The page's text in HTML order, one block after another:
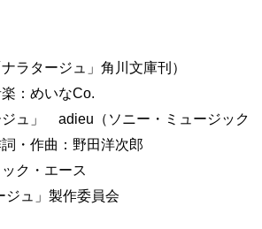
ラタージュ」角川文庫刊）
：めいなCo.
ジュ」 adieu（ソニー・ミュージック
・作曲：野田洋次郎
ク・エース
ジュ」製作委員会